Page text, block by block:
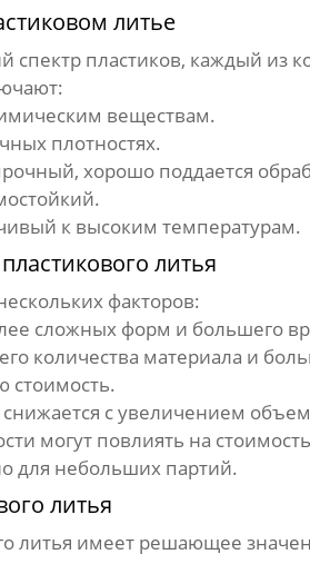
литье
спектр пластиков, каждый из
веществам.
плотностях.
хорошо поддается
к высоким температурам.
литья
факторов:
сложных форм и большего
количества материала и
стоимость.
с увеличением
могут повлиять на
для небольших партий.
литья
литья имеет решающее